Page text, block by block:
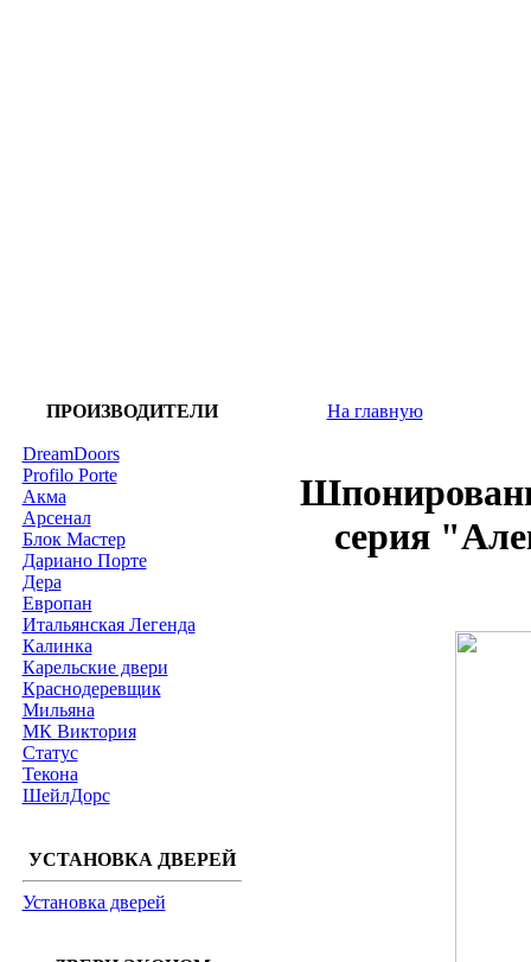
ПРОИЗВОДИТЕЛИ
DreamDoors
Profilo Porte
Акма
Арсенал
Блок Мастер
Дариано Порте
Дера
Европан
Итальянская Легенда
Калинка
Карельские двери
Краснодеревщик
Мильяна
МК Виктория
Статус
Текона
ШейлДорс
УСТАНОВКА ДВЕРЕЙ
Установка дверей
На главную
серия